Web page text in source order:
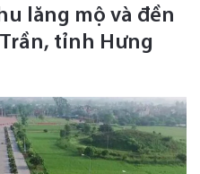
lăng mộ và đền
tỉnh Hưng